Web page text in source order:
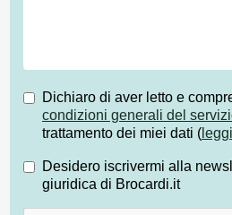
Dichiaro di aver letto e
condizioni generali del
trattamento dei miei dati (
Desidero iscrivermi alla
giuridica di Brocardi.it